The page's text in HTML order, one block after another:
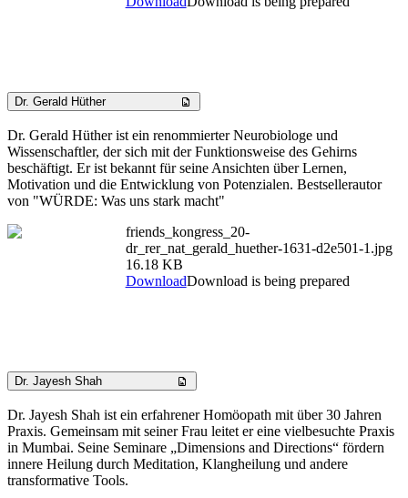
Dr. Gerald Hüther
Dr. Gerald Hüther ist ein renommierter Neurobiologe und
Wissenschaftler, der sich mit der Funktionsweise des Gehirns
beschäftigt. Er ist bekannt für seine Ansichten über Lernen,
Motivation und die Entwicklung von Potenzialen. Bestsellerautor
von "WÜRDE: Was uns stark macht"
friends_kongress_20-
dr_rer_nat_gerald_huether-1631-d2e501-1.jpg
16.18 KB
DownloadDownload is being prepared
Dr. Jayesh Shah
Dr. Jayesh Shah ist ein erfahrener Homöopath mit über 30 Jahren
Praxis. Gemeinsam mit seiner Frau leitet er eine vielbesuchte Praxis
in Mumbai. Seine Seminare „Dimensions and Directions“ fördern
innere Heilung durch Meditation, Klangheilung und andere
transformative Tools.